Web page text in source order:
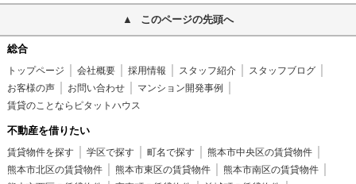
このページの先頭へ
総合
トップページ 会社概要 採用情報 スタッフ紹介
スタッフブログ
お客様の声
お問い合わせ
マンション開発事例
賃貸のことならピタットハウス
不動産を借りたい
賃貸物件を探す 学区で探す 町名で探す
熊本市中央区の賃貸物件
熊本市北区の賃貸物件
熊本市東区の賃貸物件
熊本市南区の賃貸物件